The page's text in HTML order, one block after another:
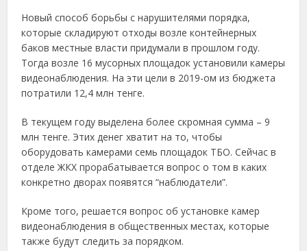
Новый способ борьбы с нарушителями порядка,
которые складируют отходы возле контейнерных
баков местные власти придумали в прошлом году.
Тогда возле 16 мусорных площадок установили камеры
видеонаблюдения. На эти цели в 2019-ом из бюджета
потратили 12,4 млн тенге.
В текущем году выделена более скромная сумма – 9
млн тенге. Этих денег хватит на то, чтобы
оборудовать камерами семь площадок ТБО. Сейчас в
отделе ЖКХ прорабатывается вопрос о том в каких
конкретно дворах появятся “наблюдатели”.
Кроме того, решается вопрос об установке камер
видеонаблюдения в общественных местах, которые
также будут следить за порядком.